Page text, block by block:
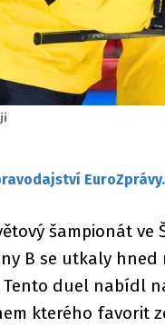
šampionát ve
B se utkaly
Tento duel nabídl
kterého favorit